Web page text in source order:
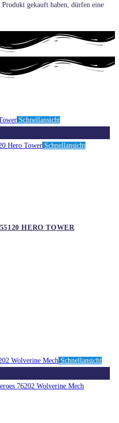
gekauft haben, dürfen eine
Schnellansicht
Schnellansicht
HERO TOWER
Schnellansicht